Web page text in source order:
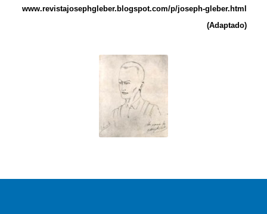
www.revistajosephgleber.blogspot.com/p/joseph-gleber.html
(Adaptado)